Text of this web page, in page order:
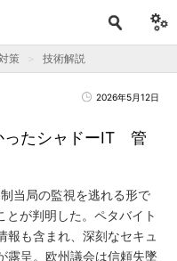
策 技術解説
2026年5月12日
ったシャドーIT 管
当局の監視を逃れる形で
とが判明した。ペタバイト
報も含まれ、深刻なセキュ
露呈。欧州議会は信頼失墜